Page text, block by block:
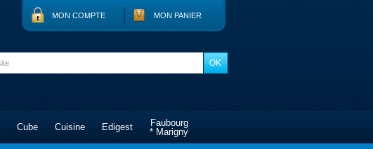
MON COMPTE MON PANIER
Cube Cuisine Edigest
Faubourg
* Marigny